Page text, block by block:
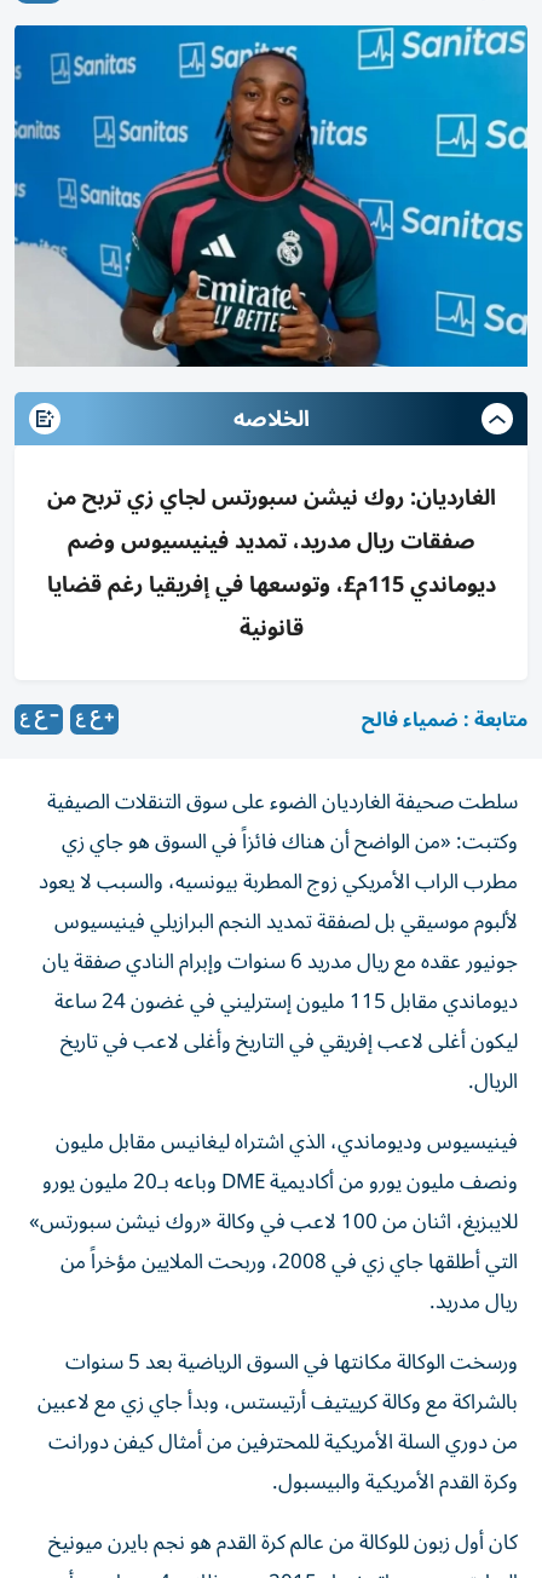
الخلاصه
الغارديان: روك نيشن سبورتس لجاي زي تربح من
صفقات ريال مدريد، تمديد فينيسيوس وضم
ديوماندي 115م£، وتوسعها في إفريقيا رغم قضايا
قانونية
متابعة : ضمياء فالح
سلطت صحيفة الغارديان الضوء على سوق التنقلات الصيفية
وكتبت: «من الواضح أن هناك فائزاً في السوق هو جاي زي
مطرب الراب الأمريكي زوج المطربة بيونسيه، والسبب لا يعود
لألبوم موسيقي بل لصفقة تمديد النجم البرازيلي فينيسيوس
جونيور عقده مع ريال مدريد 6 سنوات وإبرام النادي صفقة يان
ديوماندي مقابل 115 مليون إسترليني في غضون 24 ساعة
ليكون أغلى لاعب إفريقي في التاريخ وأغلى لاعب في تاريخ
الريال.
فينيسيوس وديوماندي، الذي اشتراه ليغانيس مقابل مليون
ونصف مليون يورو من أكاديمية DME وباعه بـ20 مليون يورو
للايبزيغ، اثنان من 100 لاعب في وكالة «روك نيشن سبورتس»
التي أطلقها جاي زي في 2008، وربحت الملايين مؤخراً من
ريال مدريد.
ورسخت الوكالة مكانتها في السوق الرياضية بعد 5 سنوات
بالشراكة مع وكالة كرييتيف أرتيستس، وبدأ جاي زي مع لاعبين
من دوري السلة الأمريكية للمحترفين من أمثال كيفن دورانت
وكرة القدم الأمريكية والبيسبول.
كان أول زبون للوكالة من عالم كرة القدم هو نجم بايرن ميونيخ